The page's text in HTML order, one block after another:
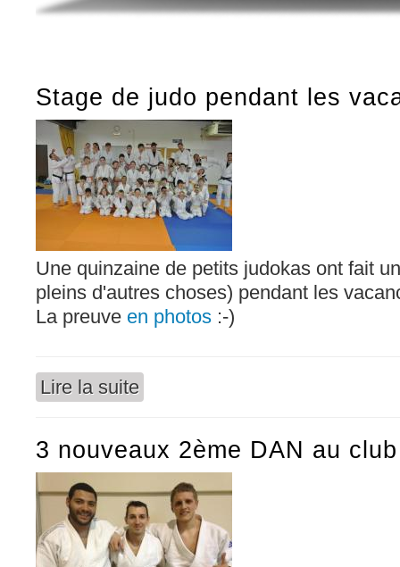
Stage de judo pendant les
Une quinzaine de petits judokas ont fait
pleins d'autres choses) pendant les
La preuve en photos :-)
Lire la suite
3 nouveaux 2ème DAN au